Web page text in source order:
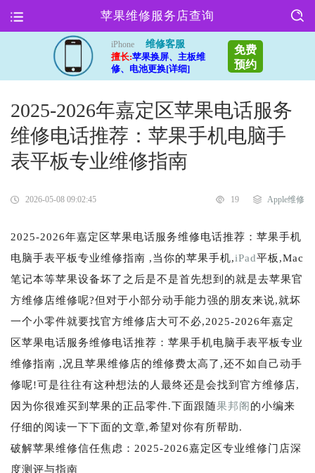
苹果维修服务店查询
iPhone
维修客服
擅长:苹果换屏、主板维
修、电池更换[详细]
免费
预约
2025-2026年嘉定区苹果电话服务
维修电话推荐：苹果手机电脑手
表平板专业维修指南
2026-05-08 09:02:45 19 Apple维修
2025-2026年嘉定区苹果电话服务维修电话推荐：苹果手机
电脑手表平板专业维修指南 ,当你的苹果手机,iPad平板,Mac
笔记本等苹果设备坏了之后是不是首先想到的就是去苹果官
方维修店维修呢?但对于小部分动手能力强的朋友来说,就坏
一个小零件就要找官方维修店大可不必,2025-2026年嘉定
区苹果电话服务维修电话推荐：苹果手机电脑手表平板专业
维修指南 ,况且苹果维修店的维修费太高了,还不如自己动手
修呢!可是往往有这种想法的人最终还是会找到官方维修店,
因为你很难买到苹果的正品零件.下面跟随果邦阁的小编来
仔细的阅读一下下面的文章,希望对你有所帮助.
破解苹果维修信任焦虑：2025-2026嘉定区专业维修门店深
度测评与指南